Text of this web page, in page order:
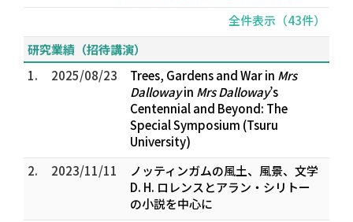
全件表示（43件）
研究業績（招待講演）
1.
2025/08/23 Trees, Gardens and War in Mrs
Dallowayin Mrs Dalloway’s
Centennial and Beyond: The
Special Symposium (Tsuru
University)
2.
2023/11/11
ノッティンガムの風土、風景、文学
――D. H. ロレンスとアラン・シリトー
の小説を中心に